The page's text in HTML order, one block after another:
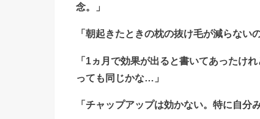
念。」
「朝起きたときの枕の抜け毛が減らない
「1ヵ月で効果が出ると書いてあったけ
っても同じかな…」
「チャップアップは効かない。特に自分